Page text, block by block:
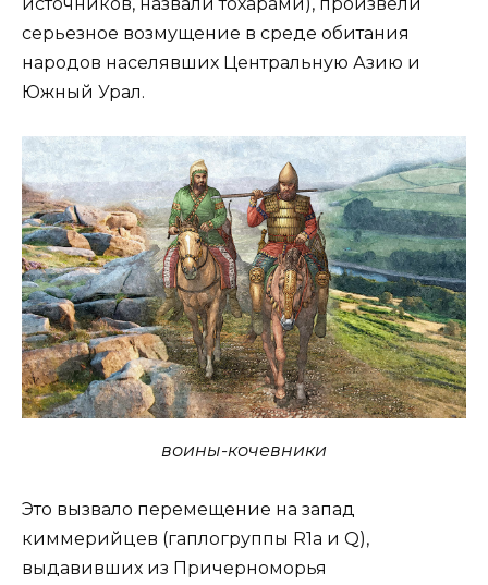
серьезное возмущение в среде обитания
народов населявших Центральную Азию и
Южный Урал.
воины-кочевники
Это вызвало перемещение на запад
киммерийцев (гаплогруппы R1a и Q),
выдавивших из Причерноморья